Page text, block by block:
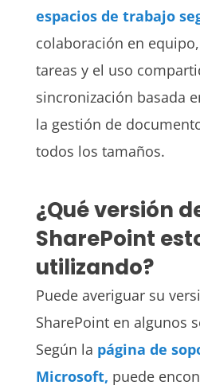
espacios de trabajo
colaboración en
tareas y el uso
sincronización basada
la gestión de
todos los tamaños.
¿Qué versión
SharePoint
utilizando?
Puede averiguar su
SharePoint en algunos
Según la página de
Microsoft, puede